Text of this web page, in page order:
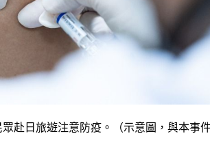
赴日旅遊注意防疫。（示意圖，與本事件